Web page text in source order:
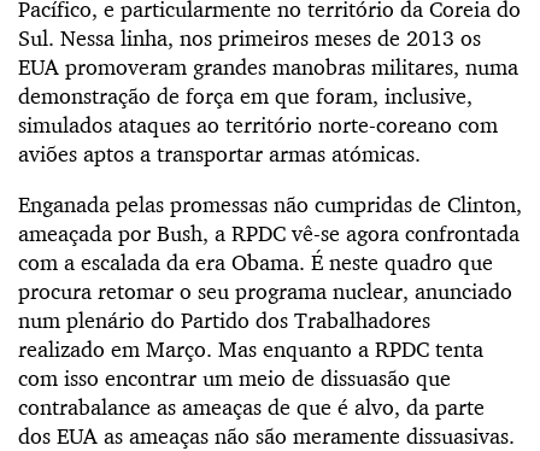
Pacífico, e particularmente no território da Coreia do
Sul. Nessa linha, nos primeiros meses de 2013 os
EUA promoveram grandes manobras militares, numa
demonstração de força em que foram, inclusive,
simulados ataques ao território norte-coreano com
aviões aptos a transportar armas atómicas.
Enganada pelas promessas não cumpridas de Clinton,
ameaçada por Bush, a RPDC vê-se agora confrontada
com a escalada da era Obama. É neste quadro que
procura retomar o seu programa nuclear, anunciado
num plenário do Partido dos Trabalhadores
realizado em Março. Mas enquanto a RPDC tenta
com isso encontrar um meio de dissuasão que
contrabalance as ameaças de que é alvo, da parte
dos EUA as ameaças não são meramente dissuasivas.